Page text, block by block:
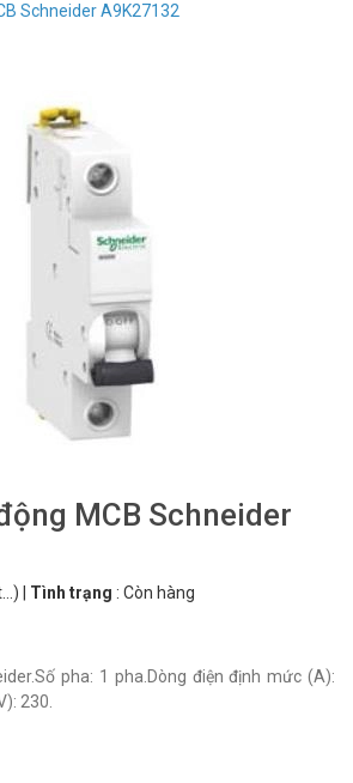
Schneider A9K27132
MCB Schneider
Tình trạng : Còn hàng
pha: 1 pha.Dòng điện định mức (A):
230.